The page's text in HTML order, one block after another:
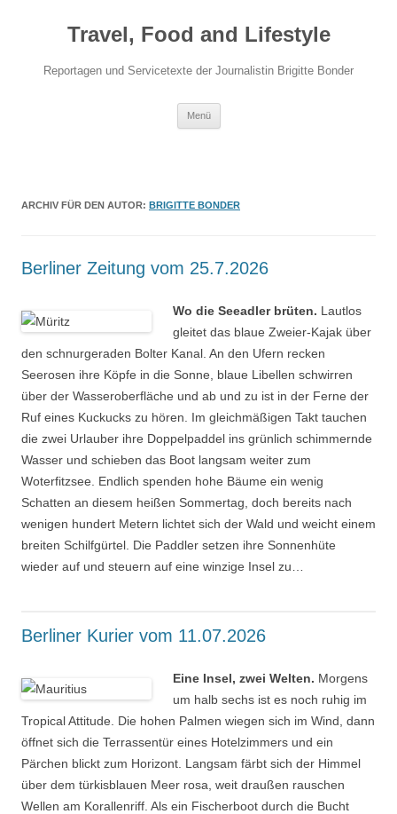
Travel, Food and Lifestyle
Reportagen und Servicetexte der Journalistin Brigitte Bonder
Menü
ARCHIV FÜR DEN AUTOR: BRIGITTE BONDER
Berliner Zeitung vom 25.7.2026
Wo die Seeadler brüten. Lautlos
gleitet das blaue Zweier-Kajak über
den schnurgeraden Bolter Kanal. An den Ufern recken
Seerosen ihre Köpfe in die Sonne, blaue Libellen schwirren
über der Wasseroberfläche und ab und zu ist in der Ferne der
Ruf eines Kuckucks zu hören. Im gleichmäßigen Takt tauchen
die zwei Urlauber ihre Doppelpaddel ins grünlich schimmernde
Wasser und schieben das Boot langsam weiter zum
Woterfitzsee. Endlich spenden hohe Bäume ein wenig
Schatten an diesem heißen Sommertag, doch bereits nach
wenigen hundert Metern lichtet sich der Wald und weicht einem
breiten Schilfgürtel. Die Paddler setzen ihre Sonnenhüte
wieder auf und steuern auf eine winzige Insel zu…
Berliner Kurier vom 11.07.2026
Eine Insel, zwei Welten. Morgens
um halb sechs ist es noch ruhig im
Tropical Attitude. Die hohen Palmen wiegen sich im Wind, dann
öffnet sich die Terrassentür eines Hotelzimmers und ein
Pärchen blickt zum Horizont. Langsam färbt sich der Himmel
über dem türkisblauen Meer rosa, weit draußen rauschen
Wellen am Korallenriff. Als ein Fischerboot durch die Bucht